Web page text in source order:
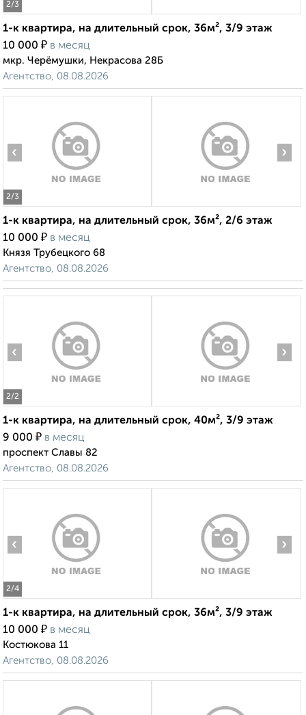
2/3
1-к квартира, на длительный срок, 36м², 3/9 этаж
10 000 ₽ в месяц
мкр. Черёмушки, Некрасова 28Б
Агентство, 08.08.2026
2/3
‹ ›
1-к квартира, на длительный срок, 36м², 2/6 этаж
10 000 ₽ в месяц
Князя Трубецкого 68
Агентство, 08.08.2026
2/2
‹ ›
1-к квартира, на длительный срок, 40м², 3/9 этаж
9 000 ₽ в месяц
проспект Славы 82
Агентство, 08.08.2026
2/4
‹ ›
1-к квартира, на длительный срок, 36м², 3/9 этаж
10 000 ₽ в месяц
Костюкова 11
Агентство, 08.08.2026